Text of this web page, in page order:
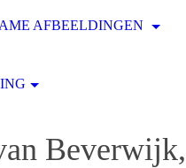
Beverwijk,
AFBEELDINGEN